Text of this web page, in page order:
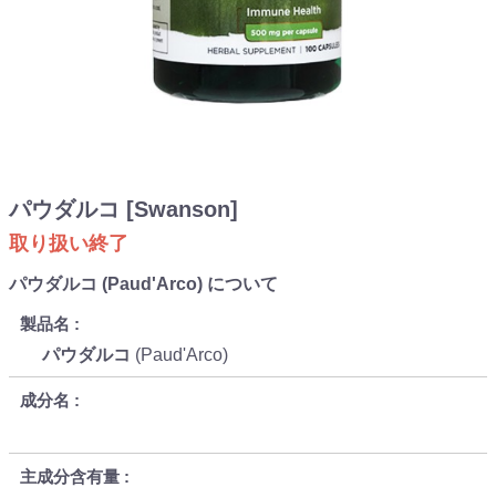
パウダルコ [Swanson]
取り扱い終了
パウダルコ (Paud'Arco) について
製品名
パウダルコ (Paud'Arco)
成分名
主成分含有量